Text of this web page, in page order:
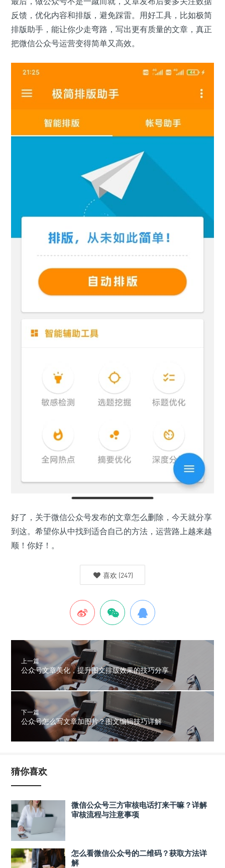
反馈，优化内容和排版，避免踩雷。用好工具，比如极简
排版助手，能让你少走弯路，写出更有质量的文章，真正
把微信公众号运营变得简单又高效。
好了，关于微信公众号发布的文章怎么删除，今天就分享
到这。希望你从中找到适合自己的方法，运营路上越来越
顺！你好！。
喜欢 (247)
上一篇
公众号文章美化，提升图文排版效果的技巧分享
下一篇
公众号怎么写文章加图片？图文编辑技巧详解
猜你喜欢
微信公众号三方审核电话打来干嘛？详解
审核流程与注意事项
怎么看微信公众号的二维码？获取方法详
解